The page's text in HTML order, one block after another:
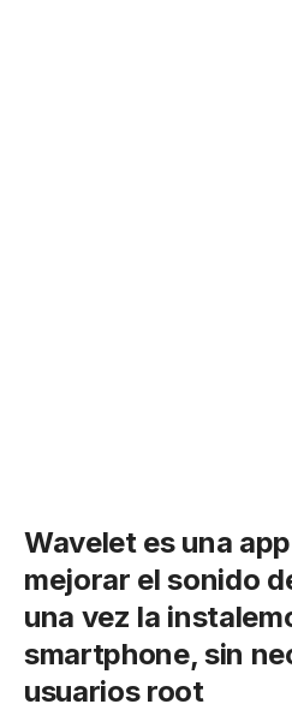
Waveletes una
mejorar elsonido
una vez la
smartphone, sin
usuarios root